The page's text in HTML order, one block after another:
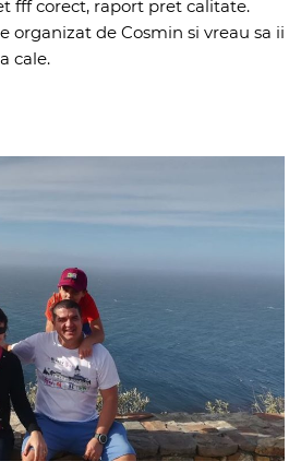
fff corect, raport pret calitate.
organizat de Cosmin si vreau sa ii
cale.